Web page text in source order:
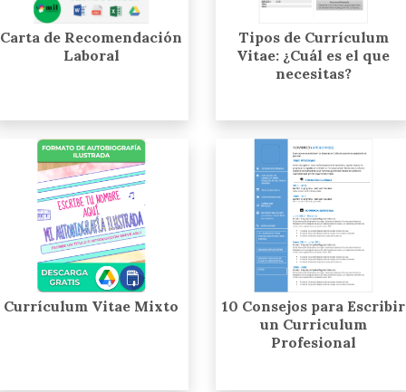
Carta de Recomendación
Laboral
Tipos de Currículum
Vitae: ¿Cuál es el que
necesitas?
Currículum Vitae Mixto
10 Consejos para Escribir
un Curriculum
Profesional